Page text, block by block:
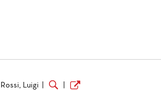
Rossi, Luigi